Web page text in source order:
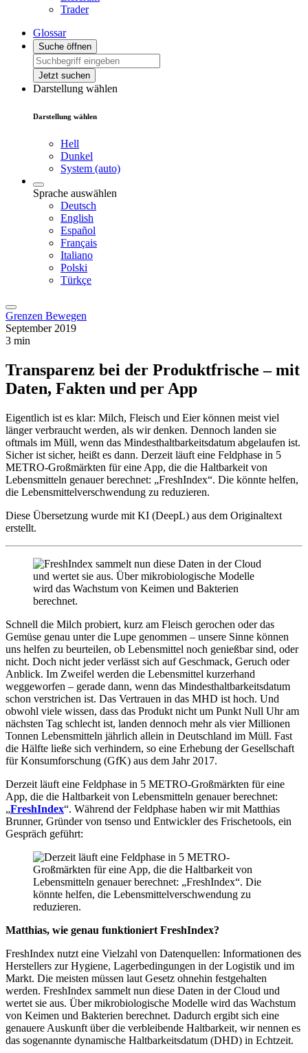
Trader
Glossar
Suche öffnen
Jetzt suchen
Darstellung wählen
Darstellung wählen
Hell
Dunkel
System (auto)
Sprache auswählen
Deutsch
English
Español
Français
Italiano
Polski
Türkçe
Grenzen Bewegen
September 2019
3 min
Transparenz bei der Produktfrische – mit
Daten, Fakten und per App
Eigentlich ist es klar: Milch, Fleisch und Eier können meist viel
länger verbraucht werden, als wir denken. Dennoch landen sie
oftmals im Müll, wenn das Mindesthaltbarkeitsdatum abgelaufen ist.
Sicher ist sicher, heißt es dann. Derzeit läuft eine Feldphase in 5
METRO-Großmärkten für eine App, die die Haltbarkeit von
Lebensmitteln genauer berechnet: „FreshIndex“. Die könnte helfen,
die Lebensmittelverschwendung zu reduzieren.
Diese Übersetzung wurde mit KI (DeepL) aus dem Originaltext
erstellt.
Schnell die Milch probiert, kurz am Fleisch gerochen oder das
Gemüse genau unter die Lupe genommen – unsere Sinne können
uns helfen zu beurteilen, ob Lebensmittel noch genießbar sind, oder
nicht. Doch nicht jeder verlässt sich auf Geschmack, Geruch oder
Anblick. Im Zweifel werden die Lebensmittel kurzerhand
weggeworfen – gerade dann, wenn das Mindesthaltbarkeitsdatum
schon verstrichen ist. Das Vertrauen in das MHD ist hoch. Und
obwohl viele wissen, dass das Produkt nicht um Punkt Null Uhr am
nächsten Tag schlecht ist, landen dennoch mehr als vier Millionen
Tonnen Lebensmitteln jährlich allein in Deutschland im Müll. Fast
die Hälfte ließe sich verhindern, so eine Erhebung der Gesellschaft
für Konsumforschung (GfK) aus dem Jahr 2017.
Derzeit läuft eine Feldphase in 5 METRO-Großmärkten für eine
App, die die Haltbarkeit von Lebensmitteln genauer berechnet:
„FreshIndex“. Während der Feldphase haben wir mit Matthias
Brunner, Gründer von tsenso und Entwickler des Frischetools, ein
Gespräch geführt:
Matthias, wie genau funktioniert FreshIndex?
FreshIndex nutzt eine Vielzahl von Datenquellen: Informationen des
Herstellers zur Hygiene, Lagerbedingungen in der Logistik und im
Markt. Die meisten müssen laut Gesetz ohnehin festgehalten
werden. FreshIndex sammelt nun diese Daten in der Cloud und
wertet sie aus. Über mikrobiologische Modelle wird das Wachstum
von Keimen und Bakterien berechnet. Dadurch ergibt sich eine
genauere Auskunft über die verbleibende Haltbarkeit, wir nennen es
das sogenannte dynamische Haltbarkeitsdatum (DHD) in Echtzeit.